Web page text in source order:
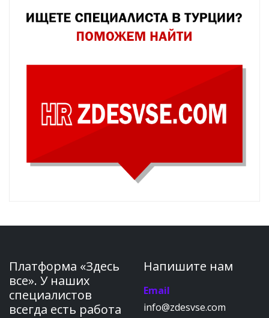
Платформа «Здесь
все». У наших
специалистов
всегда есть работа
Напишите нам
Email
info@zdesvse.com